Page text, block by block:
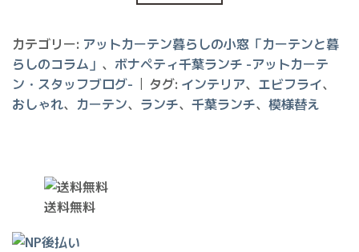
送料無料
カテゴリー: アットカーテン暮らしの小窓「カーテンと暮
らしのコラム」 、 ボナペティ千葉ランチ -アットカーテ
ン・スタッフブログ- | タグ: インテリア、 エビフライ、
おしゃれ、 カーテン、 ランチ、 千葉ランチ、 模様替え